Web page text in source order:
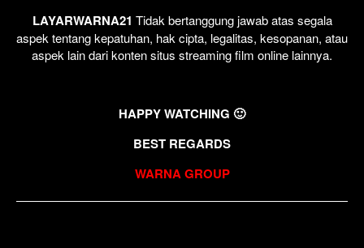
LAYARWARNA21 Tidak bertanggung jawab atas segala
aspek tentang kepatuhan, hak cipta, legalitas, kesopanan, atau
aspek lain dari konten situs streaming film online lainnya.
HAPPY WATCHING 🙂
BEST REGARDS
WARNA GROUP